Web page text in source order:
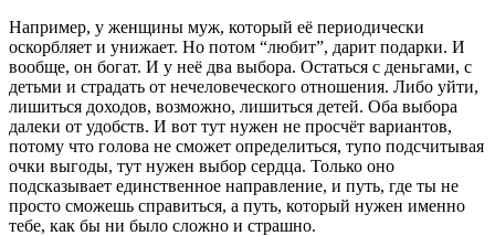
Например, у женщины муж, который её периодически
оскорбляет и унижает. Но потом “любит”, дарит подарки. И
вообще, он богат. И у неё два выбора. Остаться с деньгами, с
детьми и страдать от нечеловеческого отношения. Либо уйти,
лишиться доходов, возможно, лишиться детей. Оба выбора
далеки от удобств. И вот тут нужен не просчёт вариантов,
потому что голова не сможет определиться, тупо подсчитывая
очки выгоды, тут нужен выбор сердца. Только оно
подсказывает единственное направление, и путь, где ты не
просто сможешь справиться, а путь, который нужен именно
тебе, как бы ни было сложно и страшно.